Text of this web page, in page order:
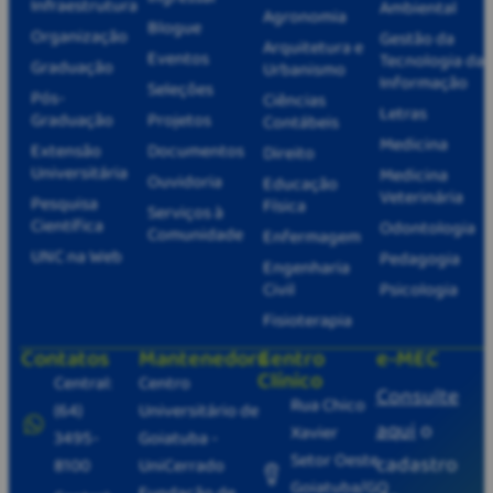
Infraestrutura
Organização
Graduação
Pós-
Graduação
Extensão
Universitária
Pesquisa
Científica
UNC na Web
Blogue
Eventos
Seleções
Projetos
Documentos
Ouvidoria
Serviços à
Comunidade
Agronomia
Arquitetura e
Urbanismo
Ciências
Contábeis
Direito
Educação
Física
Enfermagem
Engenharia
Civil
Fisioterapia
Ambiental
Gestão da
Tecnologia da
Informação
Letras
Medicina
Medicina
Veterinária
Odontologia
Pedagogia
Psicologia
Contatos
Central:
(64)
3495-
8100
Mantenedora
Centro
Universitário de
Goiatuba -
UniCerrado
Centro
Clínico
Rua Chico
Xavier
Setor Oeste
e-MEC
Consulte
aquio
cadastro